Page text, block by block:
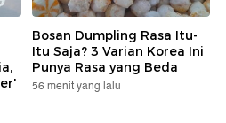
Bosan Dumpling Rasa Itu-
Itu Saja? 3 Varian Korea Ini
Punya Rasa yang Beda
56 menit yang lalu